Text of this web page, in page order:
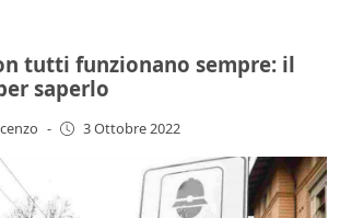
tutti funzionano sempre: il
saperlo
- 3 Ottobre 2022